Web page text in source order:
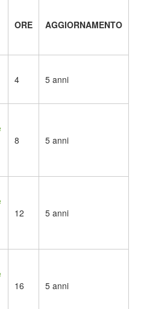
ORE AGGIORNAMENTO
4 5 anni
8 5 anni
12 5 anni
16 5 anni